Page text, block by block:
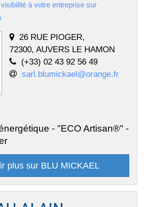
à votre entreprise sur
26 RUE PIOGER,
72300, AUVERS LE HAMON
(+33) 02 43 92 56 49
sarl.blumickael@orange.fr
- "ECO Artisan®" -
plus sur BLU MICKAEL